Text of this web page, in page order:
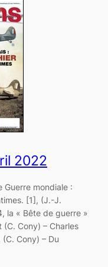
2022
Guerre mondiale :
[1], (J.-J.
la « Bête de guerre »
(C. Cony) – Charles
Cony) – Du